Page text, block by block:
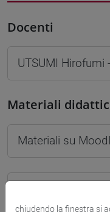
Docenti
UTSUMI Hirofumi
Materiali
Materiali su
chiudendo la finestra si